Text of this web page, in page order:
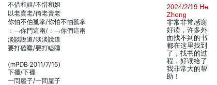
不借和姐/不惜和姐
以老賣老/倚老賣老
你怕不伯孤掌/你怕不怕孤掌
：﹁你門這兩/：﹁你們這兩
淡談說道/淡淡說道
要打磕睡/要打瞌睡
(mPDB 2011/7/15)
下擺/下襬
一問屋子/一間屋子
2024/2/19 He
Zhong
非常非常感谢
好读，许多外
面找不到的书
都在这里找到
了，找书的过
程，好读给了
我非常大的帮
助！